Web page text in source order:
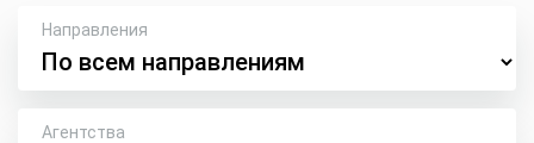
Направления
Агентства